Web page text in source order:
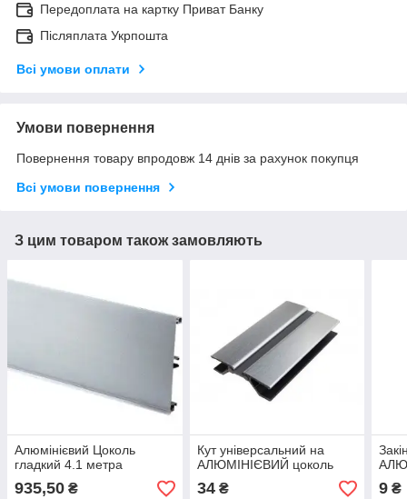
Передоплата на картку Приват Банку
Післяплата Укрпошта
Всі умови оплати
Умови повернення
Повернення товару впродовж 14 днів за рахунок покупця
Всі умови повернення
З цим товаром також замовляють
Алюмінієвий Цоколь
гладкий 4.1 метра
935,50 ₴
Кут універсальний на
АЛЮМІНІЄВИЙ цоколь
34₴ 9 ₴